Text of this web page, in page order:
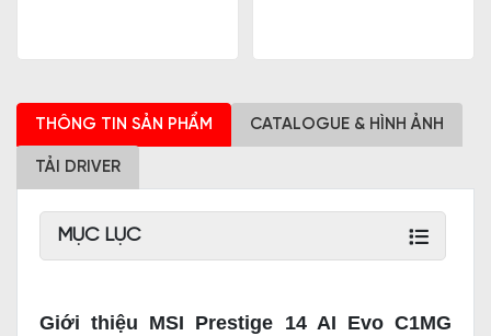
THÔNG TIN SẢN PHẨM CATALOGUE & HÌNH ẢNH
TẢI DRIVER
MỤC LỤC
Giới thiệu MSI Prestige 14 AI Evo C1MG